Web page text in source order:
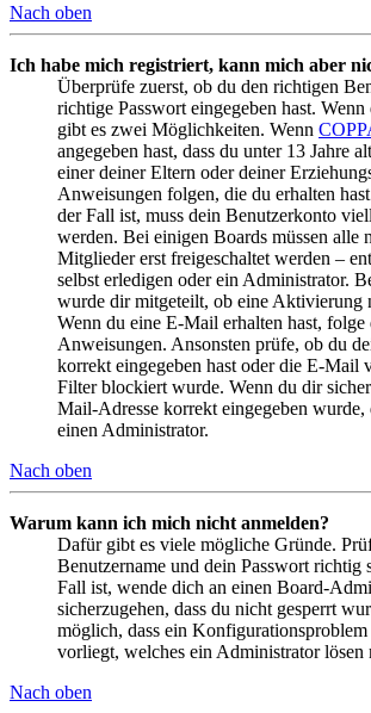
Nach oben
Ich habe mich registriert, kann mich aber
Überprüfe zuerst, ob du den richtigen
richtige Passwort eingegeben hast. Wenn
gibt es zwei Möglichkeiten. Wenn
angegeben hast, dass du unter 13 Jahre
einer deiner Eltern oder deiner
Anweisungen folgen, die du erhalten
der Fall ist, muss dein Benutzerkonto
werden. Bei einigen Boards müssen alle
Mitglieder erst freigeschaltet werden –
selbst erledigen oder ein Administrator.
wurde dir mitgeteilt, ob eine Aktivierung
Wenn du eine E-Mail erhalten hast, folge
Anweisungen. Ansonsten prüfe, ob du
korrekt eingegeben hast oder die E-Mail
Filter blockiert wurde. Wenn du dir
Mail-Adresse korrekt eingegeben wurde,
einen Administrator.
Nach oben
Warum kann ich mich nicht anmelden?
Dafür gibt es viele mögliche Gründe.
Benutzername und dein Passwort richtig
Fall ist, wende dich an einen Board-
sicherzugehen, dass du nicht gesperrt
möglich, dass ein
vorliegt, welches ein Administrator lösen
Nach oben